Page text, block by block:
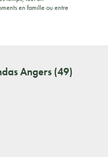
en famille ou entre
Angers (49)